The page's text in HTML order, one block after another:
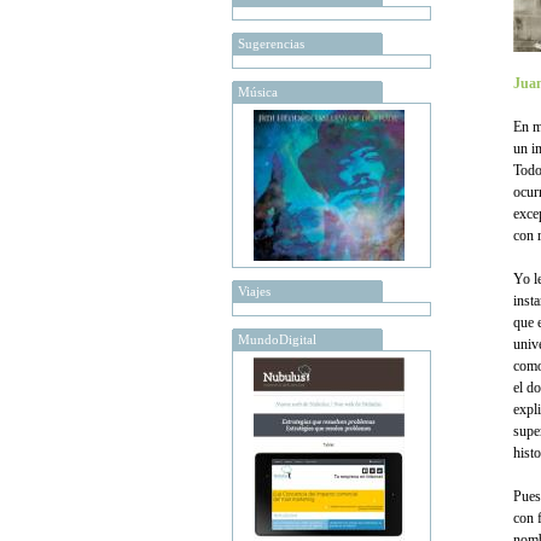
Sugerencias
Música
Viajes
MundoDigital
En
un
con
Yo
que
el
con